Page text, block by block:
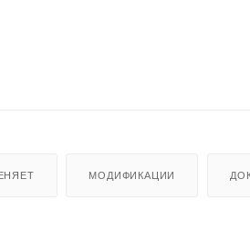
МОДИФИКАЦИИ